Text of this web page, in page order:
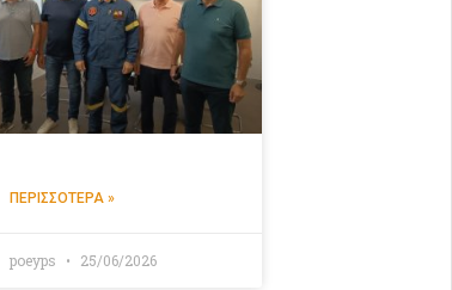
ΠΕΡΙΣΣΌΤΕΡΑ »
poeyps 25/06/2026